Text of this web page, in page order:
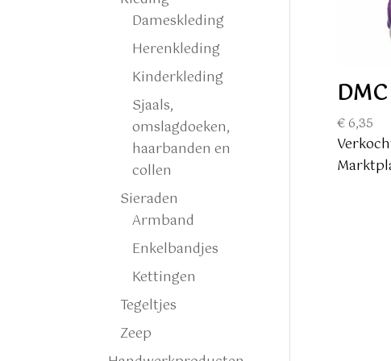
€6,35
Dameskleding
Herenkleding
Kinderkleding
Sjaals,
omslagdoeken,
haarbanden en
collen
Sieraden
Armband
Enkelbandjes
Kettingen
Tegeltjes
Zeep